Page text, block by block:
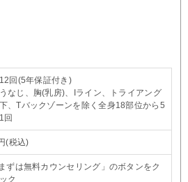
回(5年保証付き)
なじ、胸(乳房)、Iライン、トライアング
、Tバックゾーンを除く全身18部位から5
回
(税込)
ずは無料カウンセリング」のボタンをク
ク